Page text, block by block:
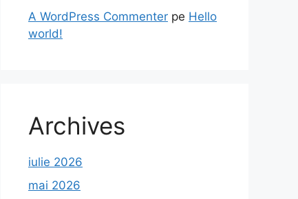
A WordPress Commenter pe Hello
world!
Archives
iulie 2026
mai 2026